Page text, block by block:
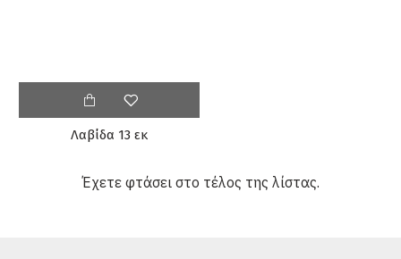
Λαβίδα 13 εκ
Έχετε φτάσει στο τέλος της λίστας.